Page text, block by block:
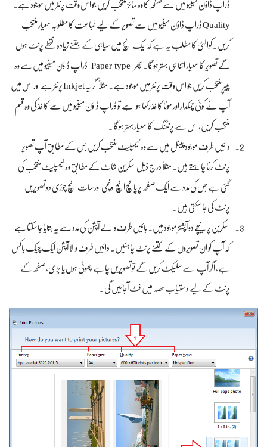
ڈراپ ڈاؤن مینیو میں سے صفحہ کا وہ سائز منتخب کریں جو اس وقت پرنٹر میں موجود ہے۔
Quality ڈراپ ڈاؤن مینیو میں سے تصویر کے لیے طباعت کا مطلوبہ معیار منتخب
کریں۔ کوالٹی کا مطلب یہ ہے کہ ایک انچ میں سیاہی کے جتنے زیادہ نقطے پرنٹ ہوں
گے تصویر کا معیار اتنا ہی بہتر ہوگا۔ پھر Paper type ڈراپ ڈاؤن مینیو میں سے وہ
پیپر منتخب کریں جو اس وقت پرنٹر میں موجود ہے۔ مثلاً‌ اگر یہ Inkjet پرنٹر ہے اور اس میں
آپ نے کوئی چمکدار اور موٹا کاغذ رکھا ہوا ہے تو ڈراپ ڈاؤن مینیو میں سے کاغذ کی وہ قسم
منتخب کریں، اس سے پرنٹنگ کا معیار بہتر ہوگا۔
دائیں طرف موجود پینل میں سے وہ ٹیمپلیٹ منتخب کریں جس کے مطابق آپ تصویر
پرنٹ کرنا چاہتے ہیں۔ مثلاً‌ درج ذیل اسکرین شاٹ کے مطابق وہ ٹیمپلیٹ منتخب کی
گئی ہے جس کی مدد سے ایک صفحہ پر پانچ انچ اونچی اور سات انچ چوڑی دو تصویریں
پرنٹ کی جا سکتی ہیں۔
اسکرین پر نیچے دو آپشنز موجود ہیں۔ بائیں طرف والے آپشن کی مدد سے یہ بتایا جا سکتا ہے
کہ آپ کو ان تصویروں کے کتنے پرنٹ چاہئیں۔ دائیں طرف والا آپشن ایک چیک باکس
ہے، اگر آپ اسے سلیکٹ کریں گے تو تصویریں چاہے چھوٹی ہوں یا بڑی، صفحہ کے
پرنٹ کے لیے دستیاب حصہ میں فٹ آجائیں گی۔